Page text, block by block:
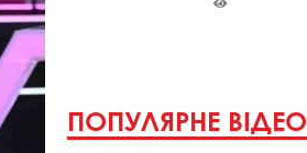
ПОПУЛЯРНЕ ВІДЕО